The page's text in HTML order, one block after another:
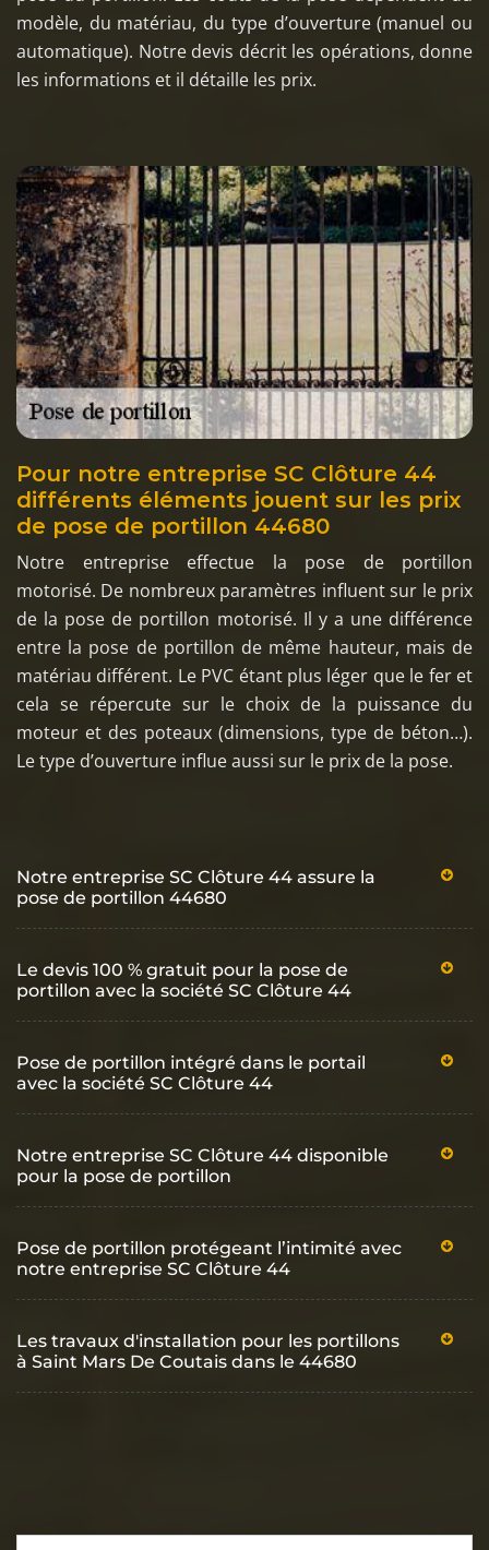
modèle, du matériau, du type d’ouverture (manuel ou
automatique). Notre devis décrit les opérations, donne
les informations et il détaille les prix.
Pour notre entreprise SC Clôture 44
différents éléments jouent sur les prix
de pose de portillon 44680
Notre entreprise effectue la pose de portillon
motorisé. De nombreux paramètres influent sur le prix
de la pose de portillon motorisé. Il y a une différence
entre la pose de portillon de même hauteur, mais de
matériau différent. Le PVC étant plus léger que le fer et
cela se répercute sur le choix de la puissance du
moteur et des poteaux (dimensions, type de béton…).
Le type d’ouverture influe aussi sur le prix de la pose.
Notre entreprise SC Clôture 44 assure la
pose de portillon 44680
Le devis 100 % gratuit pour la pose de
portillon avec la société SC Clôture 44
Pose de portillon intégré dans le portail
avec la société SC Clôture 44
Notre entreprise SC Clôture 44 disponible
pour la pose de portillon
Pose de portillon protégeant l’intimité avec
notre entreprise SC Clôture 44
Les travaux d'installation pour les portillons
à Saint Mars De Coutais dans le 44680